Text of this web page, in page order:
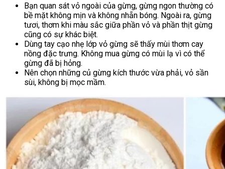
Bạn quan sát vỏ ngoài của gừng, gừng ngon thường có
bề mặt không mịn và không nhẵn bóng. Ngoài ra, gừng
tươi, thơm khi màu sắc giữa phần vỏ và phần thịt gừng
cũng có sự khác biệt.
Dùng tay cạo nhẹ lớp vỏ gừng sẽ thấy mùi thơm cay
nồng đặc trưng. Không mua gừng có mùi lạ vì có thể
gừng đã bị hỏng.
Nên chọn những củ gừng kích thước vừa phải, vỏ sần
sùi, không bị mọc mầm.